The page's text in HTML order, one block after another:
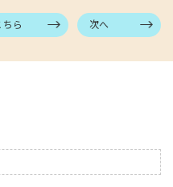
ら 次へ